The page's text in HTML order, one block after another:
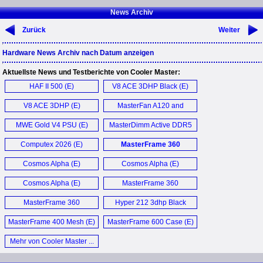
News Archiv
Zurück Weiter
Hardware News Archiv nach Datum anzeigen
Aktuellste News und Testberichte von Cooler Master:
HAF II 500 (E)
V8 ACE 3DHP Black (E)
V8 ACE 3DHP (E)
MasterFan A120 and
M120 (E)
MWE Gold V4 PSU (E)
MasterDimm Active DDR5
Cooling (E)
Computex 2026 (E)
MasterFrame 360
Panorama (E)
Cosmos Alpha (E)
Cosmos Alpha (E)
Cosmos Alpha (E)
MasterFrame 360
Panorama (E)
MasterFrame 360
Panorama, Mirror, LCD (E)
Hyper 212 3dhp Black
Argb Air Cooler (E)
MasterFrame 400 Mesh (E)
MasterFrame 600 Case (E)
Mehr von Cooler Master ...